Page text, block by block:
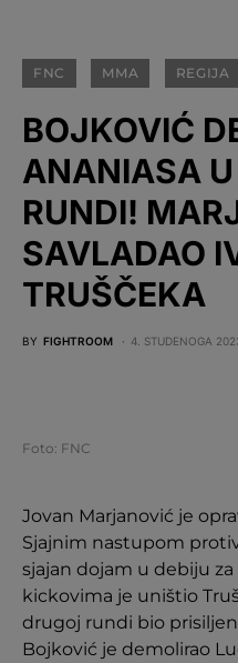
FNC MMA REGIJA
BOJKOVIĆ
ANANIASA U
RUNDI!
SAVLADAO
TRUŠČEKA
BY FIGHTROOM 4. STUDENOGA
Foto: FNC
Jovan Marjanović je
Sjajnim nastupom
sjajan dojam u debiju za
kickovima je uništio
drugoj rundi bio
Bojković je demolirao